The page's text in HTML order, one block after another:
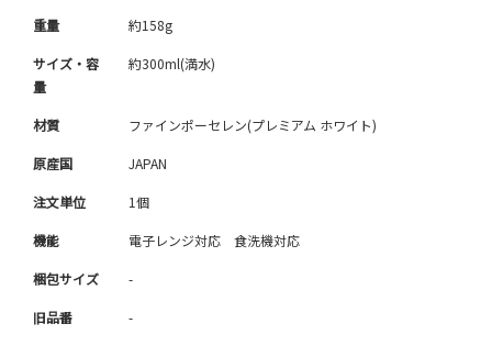
重量 約158g
サイズ・容
量
約300ml(満水)
材質 ファインポーセレン(プレミアム ホワイト)
原産国 JAPAN
注文単位 1個
機能 電子レンジ対応 食洗機対応
梱包サイズ -
旧品番 -